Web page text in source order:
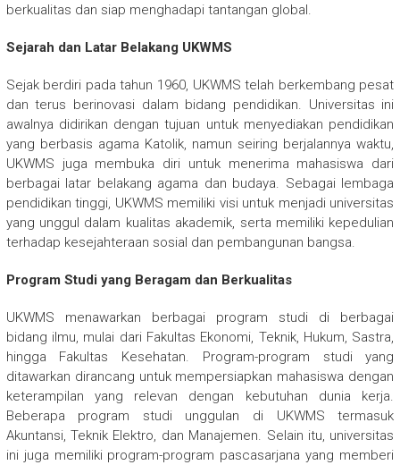
berkualitas dan siap menghadapi tantangan global.
Sejarah dan Latar Belakang UKWMS
Sejak berdiri pada tahun 1960, UKWMS telah berkembang pesat
dan terus berinovasi dalam bidang pendidikan. Universitas ini
awalnya didirikan dengan tujuan untuk menyediakan pendidikan
yang berbasis agama Katolik, namun seiring berjalannya waktu,
UKWMS juga membuka diri untuk menerima mahasiswa dari
berbagai latar belakang agama dan budaya. Sebagai lembaga
pendidikan tinggi, UKWMS memiliki visi untuk menjadi universitas
yang unggul dalam kualitas akademik, serta memiliki kepedulian
terhadap kesejahteraan sosial dan pembangunan bangsa.
Program Studi yang Beragam dan Berkualitas
UKWMS menawarkan berbagai program studi di berbagai
bidang ilmu, mulai dari Fakultas Ekonomi, Teknik, Hukum, Sastra,
hingga Fakultas Kesehatan. Program-program studi yang
ditawarkan dirancang untuk mempersiapkan mahasiswa dengan
keterampilan yang relevan dengan kebutuhan dunia kerja.
Beberapa program studi unggulan di UKWMS termasuk
Akuntansi, Teknik Elektro, dan Manajemen. Selain itu, universitas
ini juga memiliki program-program pascasarjana yang memberi